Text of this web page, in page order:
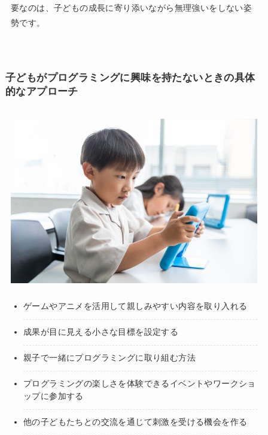
要なのは、子どもの成長に寄り添いながら無理強いをしない姿
勢です。
子どもがプログラミングに興味を持たないときの具体
的なアプローチ
ゲームやアニメを活用して親しみやすい内容を取り入れる
成果が目に見える小さな目標を設定する
親子で一緒にプログラミングに取り組む方法
プログラミングの楽しさを体験できるイベントやワークショ
ップに参加する
他の子どもたちとの交流を通じて刺激を受ける機会を作る